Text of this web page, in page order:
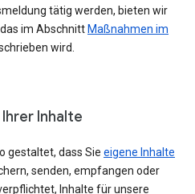
tätig werden, bieten wir
im Abschnitt Maßnahmen im
wird.
Inhalte
gestaltet, dass Sie eigene Inhalte
senden, empfangen oder
Inhalte für unsere